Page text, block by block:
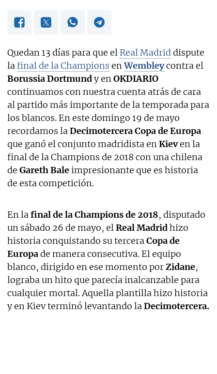
Quedan 13 días para que el Real Madriddispute
lafinal de la Champions enWembleycontra el
Borussia Dortmundy enOKDIARIO
continuamos con nuestra cuenta atrás de cara
al partido más importante de la temporada para
los blancos. En este domingo 19 de mayo
recordamos laDecimotercera Copa de Europa
que ganó el conjunto madridista enKieven la
final de la Champions de 2018 con una chilena
de Gareth Baleimpresionante que es historia
de esta competición.
En lafinal de la Champions de 2018, disputado
un sábado 26 de mayo, elReal Madridhizo
historia conquistando su terceraCopa de
Europade manera consecutiva. El equipo
blanco, dirigido en ese momento porZidane,
lograba un hito que parecía inalcanzable para
cualquier mortal. Aquella plantilla hizo historia
y en Kiev terminó levantando laDecimotercera.